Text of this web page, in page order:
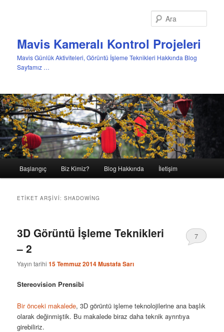
Mavis Kameralı Kontrol Projeleri
Mavis Günlük Aktiviteleri, Görüntü İşleme Teknikleri Hakkında Blog
Sayfamız …
Birincil
İkincil
Başlangıç Biz Kimiz? Blog Hakkında İletişim
ETIKET ARŞIVI:SHADOWING
3D Görüntü İşleme Teknikleri
– 2
Yayın tarihi15 Temmuz 2014Mustafa Sarı
7
Stereovision Prensibi
Bir önceki makalede, 3D görüntü işleme teknolojilerine ana başlık
olarak değinmiştik. Bu makalede biraz daha teknik ayrıntıya
girebiliriz.